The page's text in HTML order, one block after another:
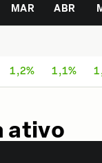
MAR ABR
1,2% 1,1%
ativo